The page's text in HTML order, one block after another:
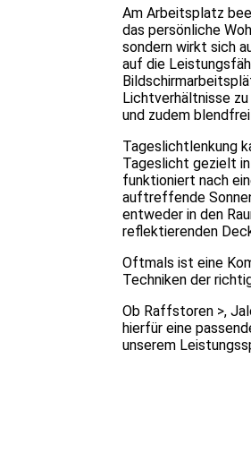
Am Arbeitsplatz
das persönliche
sondern wirkt sich
auf die
Lichtverhältnisse
und zudem
Tageslichtlenkung
Tageslicht gezielt in
funktioniert nach
auftreffende
entweder in den
reflektierenden
Oftmals ist eine
Techniken der
Ob Raffstoren >,
hierfür eine
unserem